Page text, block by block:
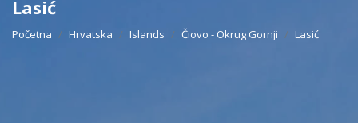
Lasić
Početna Hrvatska Islands Čiovo - Okrug Gornji Lasić